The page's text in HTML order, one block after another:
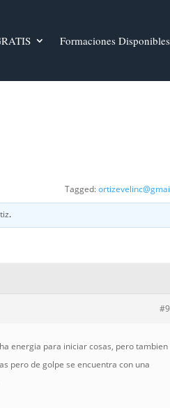
Formaciones Disponibles
Tagged:
.
energia para iniciar cosas, pero tambien
pero de golpe se encuentra con una